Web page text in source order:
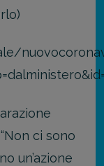
ci sono
un’azione